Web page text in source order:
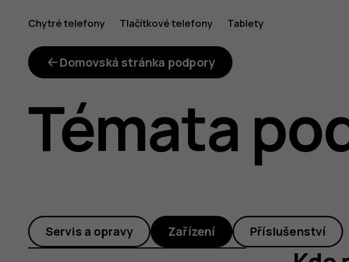
Kde
mohu
získat
podporu
Chytré telefony Tlačítkové telefony Tablety
Domovská stránka podpory
Témata
Servis a opravy Zařízení Příslušenství